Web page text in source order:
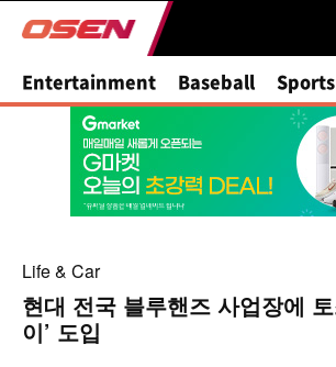
Entertainment Baseball Sports
Life & Car
현대 전국 블루핸즈 사업장에
이’ 도입